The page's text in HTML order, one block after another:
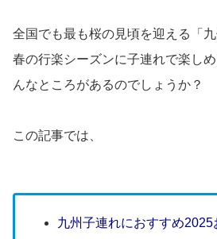
全国でも最も桜の見頃を迎える「九
春の行楽シーズンに子連れで楽し
んなところがあるのでしょうか？
この記事では、
九州子連れにおすすめ2025